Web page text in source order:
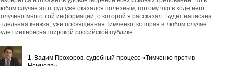
случае этот суд уже оказался полезным, потому что в ходе него
много той информации, о которой я рассказал. Будет написана
книжка, уже посвященная Тимченко, которая в любом случае
интересна широкой российской публике.
1. Вадим Прохоров, судебный процесс «Тимченко против